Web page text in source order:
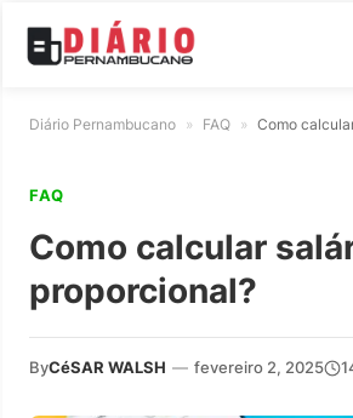
Diário Pernambucano » FAQ » Como
FAQ
Como calcular
proporcional?
ByCéSAR WALSH — fevereiro 2, 2025